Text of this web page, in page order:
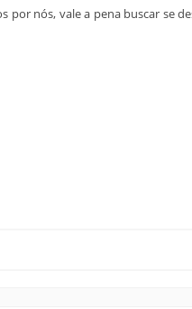
por nós, vale a pena buscar se